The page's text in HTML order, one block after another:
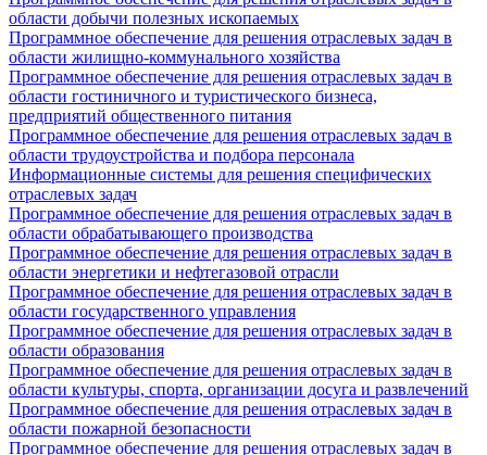
области добычи полезных ископаемых
Программное обеспечение для решения отраслевых задач в
области жилищно-коммунального хозяйства
Программное обеспечение для решения отраслевых задач в
области гостиничного и туристического бизнеса,
предприятий общественного питания
Программное обеспечение для решения отраслевых задач в
области трудоустройства и подбора персонала
Информационные системы для решения специфических
отраслевых задач
Программное обеспечение для решения отраслевых задач в
области обрабатывающего производства
Программное обеспечение для решения отраслевых задач в
области энергетики и нефтегазовой отрасли
Программное обеспечение для решения отраслевых задач в
области государственного управления
Программное обеспечение для решения отраслевых задач в
области образования
Программное обеспечение для решения отраслевых задач в
области культуры, спорта, организации досуга и развлечений
Программное обеспечение для решения отраслевых задач в
области пожарной безопасности
Программное обеспечение для решения отраслевых задач в